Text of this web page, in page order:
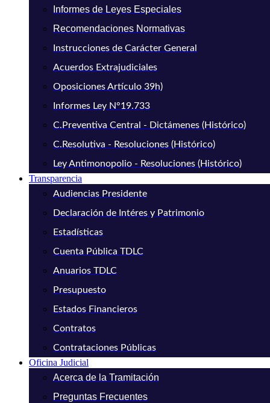
Informes de Leyes Especiales
Recomendaciones Normativas
Instrucciones de Carácter General
Acuerdos Extrajudiciales
Oposiciones Artículo 39h)
Informes Ley N°19.733
C.Preventiva Central - Dictámenes (Histórico)
C.Resolutiva - Resoluciones (Histórico)
Ley Antimonopolio - Resoluciones (Histórico)
Transparencia
Audiencias Presidente
Declaración de Intéres y Patrimonio
Estadísticas
Cuenta Pública TDLC
Anuarios TDLC
Presupuesto
Estados Financieros
Contratos
Contrataciones Públicas
Oficina Judicial
Acerca de la Tramitación
Preguntas Frecuentes